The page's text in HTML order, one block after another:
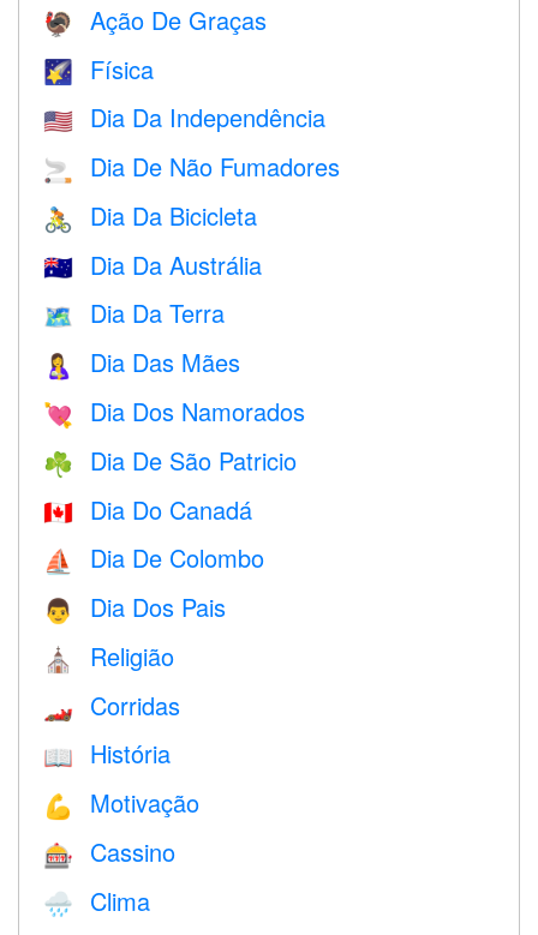
🦃 Ação De Graças
🌠 Física
🇺🇸 Dia Da Independência
🚬 Dia De Não Fumadores
🚴 Dia Da Bicicleta
🇦🇺 Dia Da Austrália
🗺️ Dia Da Terra
🤱 Dia Das Mães
💘 Dia Dos Namorados
☘️ Dia De São Patricio
🇨🇦 Dia Do Canadá
⛵️ Dia De Colombo
👨 Dia Dos Pais
⛪️ Religião
🏎 Corridas
📖 História
💪 Motivação
🎰 Cassino
🌧
Clima